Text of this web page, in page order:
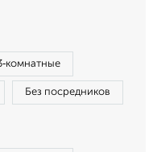
Без посредников